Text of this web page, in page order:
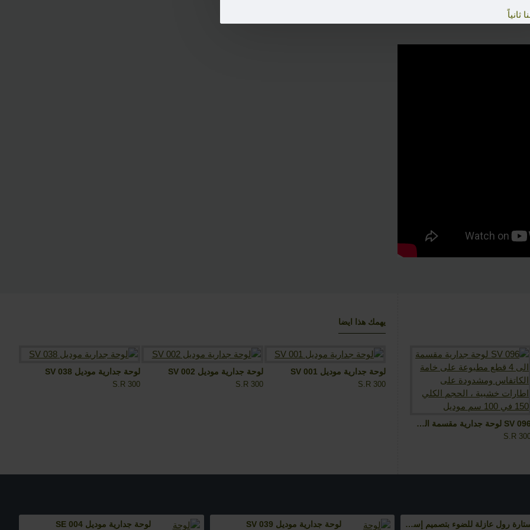
ثانياً
SV 096 لوحة جدارية مقسمة الى 4 قطع مطبوعة على خامة الكاتفاس ومشدودة على اطارات خشبية ، الحجم الكلي 150 في 100 سم موديل
S.R
لوحة جدارية موديل SV 108
S.R 280
يهمك هذا ايضا
لوحة جدارية موديل SV 001
S.R 300
لوحة جدارية موديل SV 002
S.R 300
لوحة جدارية موديل SV 038
S.R 300
ستارة رول عازلة للضوء بتصميم إسلامي، ستارة تعتيم لف ثلاثية الابعاد، مقاس 150×200 سم طراز RC-400
لوحة جدارية موديل SV 039
لوحة جدارية موديل SE 004